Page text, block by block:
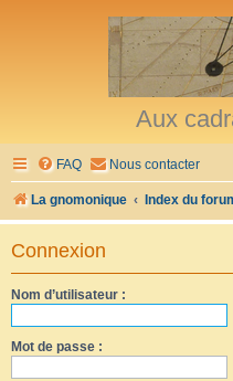
Aux
FAQ Nous contacter
La gnomonique Index du
Connexion
Nom d’utilisateur :
Mot de passe :